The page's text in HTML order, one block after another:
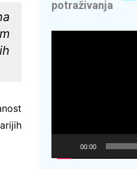
– digitaliziramo
Smart Energy Solutions
javnih bicikala – Nextbike
potraživanja
00:00